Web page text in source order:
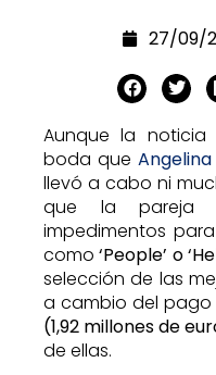
27/09/
Aunque la noticia
boda que
llevó a cabo ni
que la pareja
impedimentos
como‘People’ o
selección de las
a cambio del pago
(1,92 millones de
de ellas.